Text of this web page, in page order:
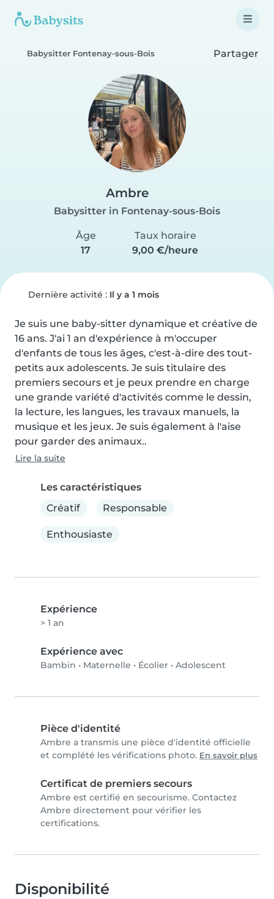
Babysitter Fontenay-sous-Bois Partager
Ambre
Babysitter in Fontenay-sous-Bois
Âge
17
Taux horaire
9,00 €/heure
Dernière activité : Il y a 1 mois
Je suis une baby-sitter dynamique et créative de
16 ans. J'ai 1 an d'expérience à m'occuper
d'enfants de tous les âges, c'est-à-dire des tout-
petits aux adolescents. Je suis titulaire des
premiers secours et je peux prendre en charge
une grande variété d'activités comme le dessin,
la lecture, les langues, les travaux manuels, la
musique et les jeux. Je suis également à l'aise
pour garder des animaux..
Lire la suite
Les caractéristiques
Créatif
Responsable
Enthousiaste
Expérience
> 1 an
Expérience avec
Bambin • Maternelle • Écolier • Adolescent
Pièce d'identité
Ambre a transmis une pièce d'identité officielle
et complété les vérifications photo. En savoir plus
Certificat de premiers secours
Ambre est certifié en secourisme. Contactez
Ambre directement pour vérifier les
certifications.
Disponibilité